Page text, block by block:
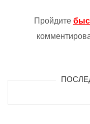
Пройдите